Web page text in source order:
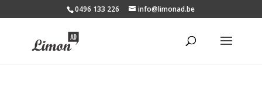
0496 133 226 info@limonad.be